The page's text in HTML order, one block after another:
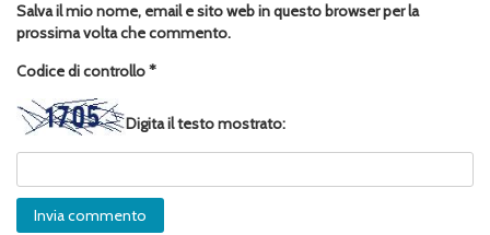
Salva il mio nome, email e sito web in questo browser per la
prossima volta che commento.
Codice di controllo*
Digita il testo mostrato: